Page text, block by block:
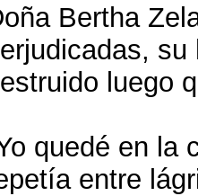
Bertha
luego
quedé en la
entre